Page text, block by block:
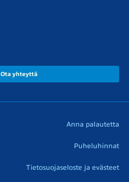
Ota yhteyttä
Anna palautetta
Puheluhinnat
Tietosuojaseloste ja evästeet